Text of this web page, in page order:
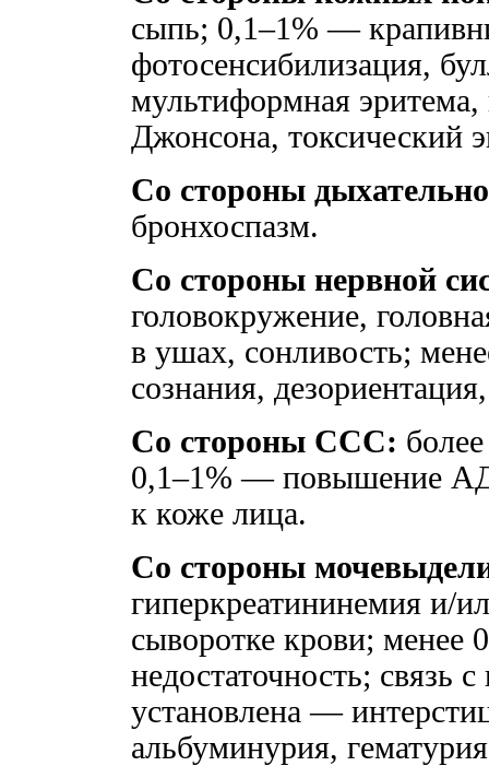
сыпь; 0,1–1% —
фотосенсибилизация,
мультиформная
Джонсона, токсический
Со стороны
бронхоспазм.
Со стороны нервной
головокружение,
в ушах, сонливость;
сознания,
Со стороны ССС:
0,1–1% — повышение
к коже лица.
Со стороны
гиперкреатининемия и/
сыворотке крови; менее
недостаточность; связь
установлена —
альбуминурия,